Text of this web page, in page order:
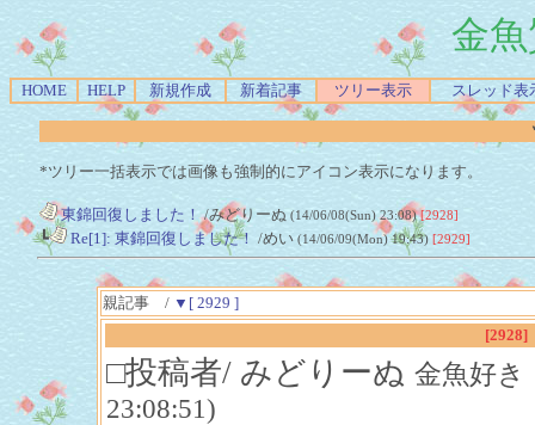
金
HOME HELP 新規作成 新着記事 ツリー表示 スレッド表
*ツリー一括表示では画像も強制的にアイコン表示になります。
東錦回復しました！/みどりーぬ (14/06/08(Sun) 23:08)[2928]
┗ Re[1]: 東錦回復しました！ /めい (14/06/09(Mon) 19:43) [2929]
親記事 / ▼[ 2929 ]
[2928]
□投稿者/ みどりーぬ 金魚好き
23:08:51)